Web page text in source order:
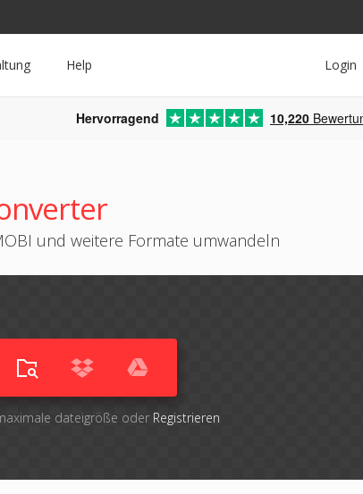
Login
Help
Hervorragend 10,220
und weitere Formate umwandeln
dateigröße oder Registrieren